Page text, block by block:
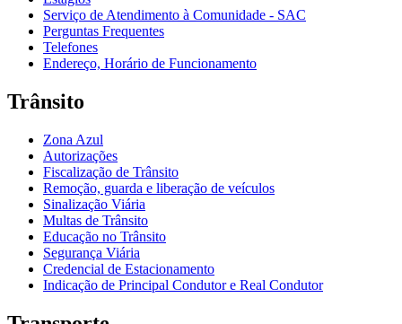
Serviço de Atendimento à Comunidade - SAC
Perguntas Frequentes
Telefones
Endereço, Horário de Funcionamento
Trânsito
Zona Azul
Autorizações
Fiscalização de Trânsito
Remoção, guarda e liberação de veículos
Sinalização Viária
Multas de Trânsito
Educação no Trânsito
Segurança Viária
Credencial de Estacionamento
Indicação de Principal Condutor e Real Condutor